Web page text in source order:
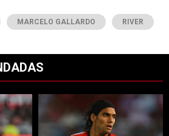
MARCELO GALLARDO RIVER
el título "Dos debuts y un regreso
Un artículo de tendencia con el